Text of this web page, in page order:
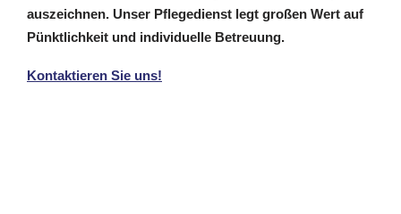
auszeichnen. Unser Pflegedienst legt großen Wert auf
Pünktlichkeit und individuelle Betreuung.
Kontaktieren Sie uns!